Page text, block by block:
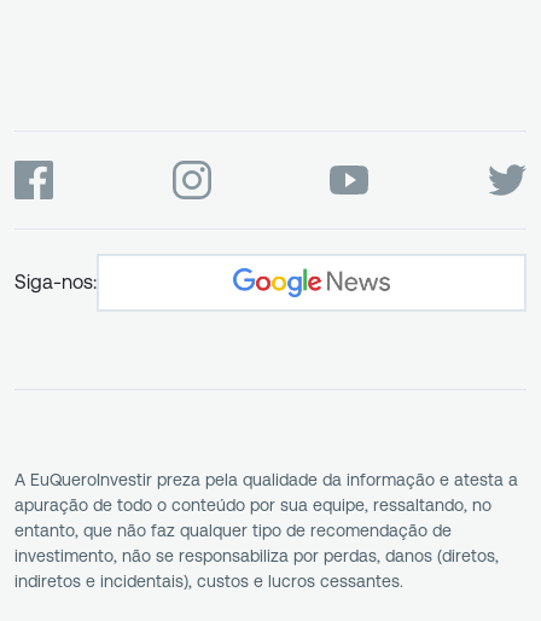
Siga-nos:
A EuQueroInvestir preza pela qualidade da informação e atesta a
apuração de todo o conteúdo por sua equipe, ressaltando, no
entanto, que não faz qualquer tipo de recomendação de
investimento, não se responsabiliza por perdas, danos (diretos,
indiretos e incidentais), custos e lucros cessantes.